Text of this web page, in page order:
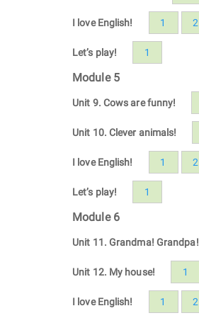
I love English! 1 2
Let’s play! 1
Module 5
Unit 9. Cows are funny!
Unit 10. Clever animals!
I love English! 1 2
Let’s play! 1
Module 6
Unit 11. Grandma! Grandpa!
Unit 12. My house! 1
I love English! 1 2